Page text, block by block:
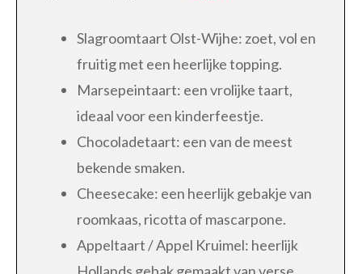
Slagroomtaart Olst-Wijhe: zoet, vol en
fruitig met een heerlijke topping.
Marsepeintaart: een vrolijke taart,
ideaal voor een kinderfeestje.
Chocoladetaart: een van de meest
bekende smaken.
Cheesecake: een heerlijk gebakje van
roomkaas, ricotta of mascarpone.
Appeltaart / Appel Kruimel: heerlijk